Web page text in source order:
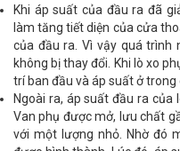
Khi áp suất của đầu ra đã
làm tăng tiết diện của cửa
của đầu ra. Vì vậy quá trình
không bị thay đổi. Khi lò xo
trí ban đầu và áp suất ở trong
Ngoài ra, áp suất đầu ra của
Van phụ được mở, lưu chất
với một lượng nhỏ. Nhờ đó